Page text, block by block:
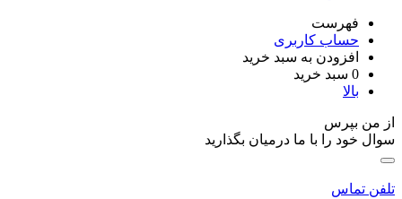
فهرست
حساب کاربری
افزودن به سبد خرید
0 سبد خرید
بالا
از من بپرس
سوال خود را با ما درمیان بگذارید
تلفن تماس